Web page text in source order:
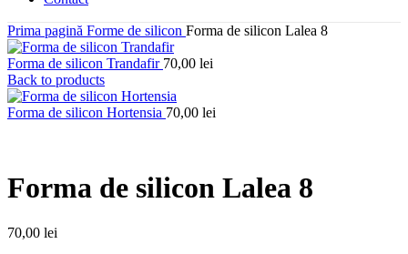
Prima pagină Forme de silicon Forma de silicon Lalea 8
Forma de silicon Trandafir 70,00 lei
Back to products
Forma de silicon Hortensia 70,00 lei
Forma de silicon Lalea 8
70,00 lei